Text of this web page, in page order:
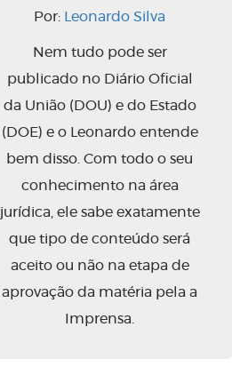
Por: Leonardo Silva
Nem tudo pode ser
publicado no Diário Oficial
da União (DOU) e do Estado
(DOE) e o Leonardo entende
bem disso. Com todo o seu
conhecimento na área
jurídica, ele sabe exatamente
que tipo de conteúdo será
aceito ou não na etapa de
aprovação da matéria pela a
Imprensa.